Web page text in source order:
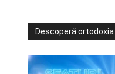
Descoperă ortodoxia